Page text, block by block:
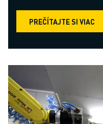
PREČÍTAJTE SI VIAC